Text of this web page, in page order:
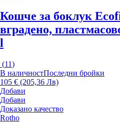
Кошче за боклук
вградено,
l
(11)
В наличностПоследни бройки
105 € (205,36 Лв)
Добави
Добави
Доказано качество
Rotho